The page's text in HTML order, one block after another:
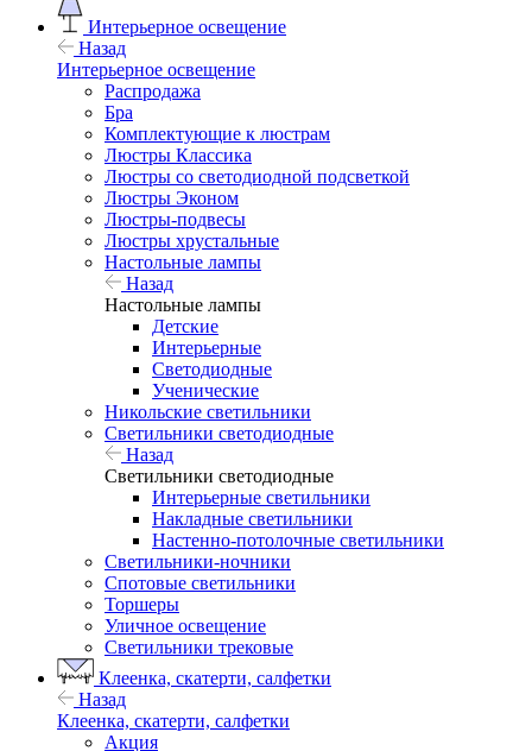
Интерьерное освещение
Назад
Интерьерное освещение
Распродажа
Бра
Комплектующие к люстрам
Люстры Классика
Люстры со светодиодной подсветкой
Люстры Эконом
Люстры-подвесы
Люстры хрустальные
Настольные лампы
Назад
Настольные лампы
Детские
Интерьерные
Светодиодные
Ученические
Никольские светильники
Светильники светодиодные
Назад
Светильники светодиодные
Интерьерные светильники
Накладные светильники
Настенно-потолочные светильники
Светильники-ночники
Спотовые светильники
Торшеры
Уличное освещение
Светильники трековые
Клеенка, скатерти, салфетки
Назад
Клеенка, скатерти, салфетки
Акция